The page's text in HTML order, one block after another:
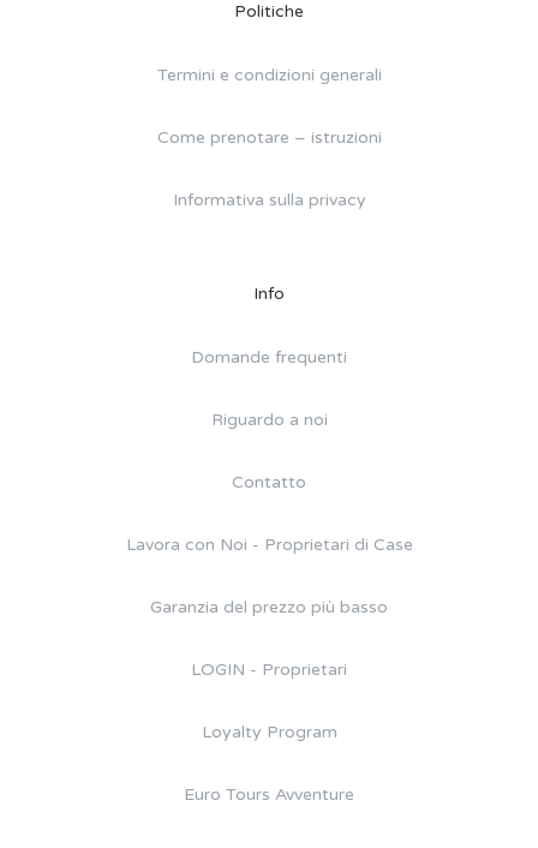
Politiche
Termini e condizioni generali
Come prenotare – istruzioni
Informativa sulla privacy
Info
Domande frequenti
Riguardo a noi
Contatto
Lavora con Noi - Proprietari di Case
Garanzia del prezzo più basso
LOGIN - Proprietari
Loyalty Program
Euro Tours Avventure